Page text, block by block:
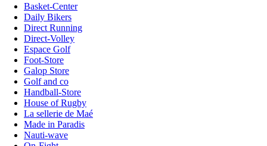
Basket-Center
Daily Bikers
Direct Running
Direct-Volley
Espace Golf
Foot-Store
Galop Store
Golf and co
Handball-Store
House of Rugby
La sellerie de Maé
Made in Paradis
Nauti-wave